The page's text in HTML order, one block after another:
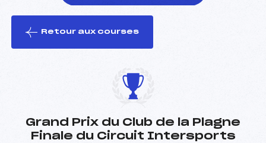
le ski
Retour aux courses
Grand Prix du Club de la Plagne
Finale du Circuit Intersports